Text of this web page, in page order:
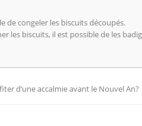
de congeler les biscuits découpés.
les biscuits, il est possible de les
d’une accalmie avant le Nouvel An?